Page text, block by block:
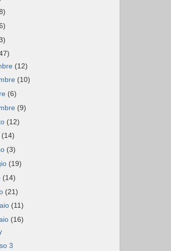
(12)
(10)
(6)
(9)
(12)
(14)
(3)
(19)
(14)
(21)
(11)
(16)
3